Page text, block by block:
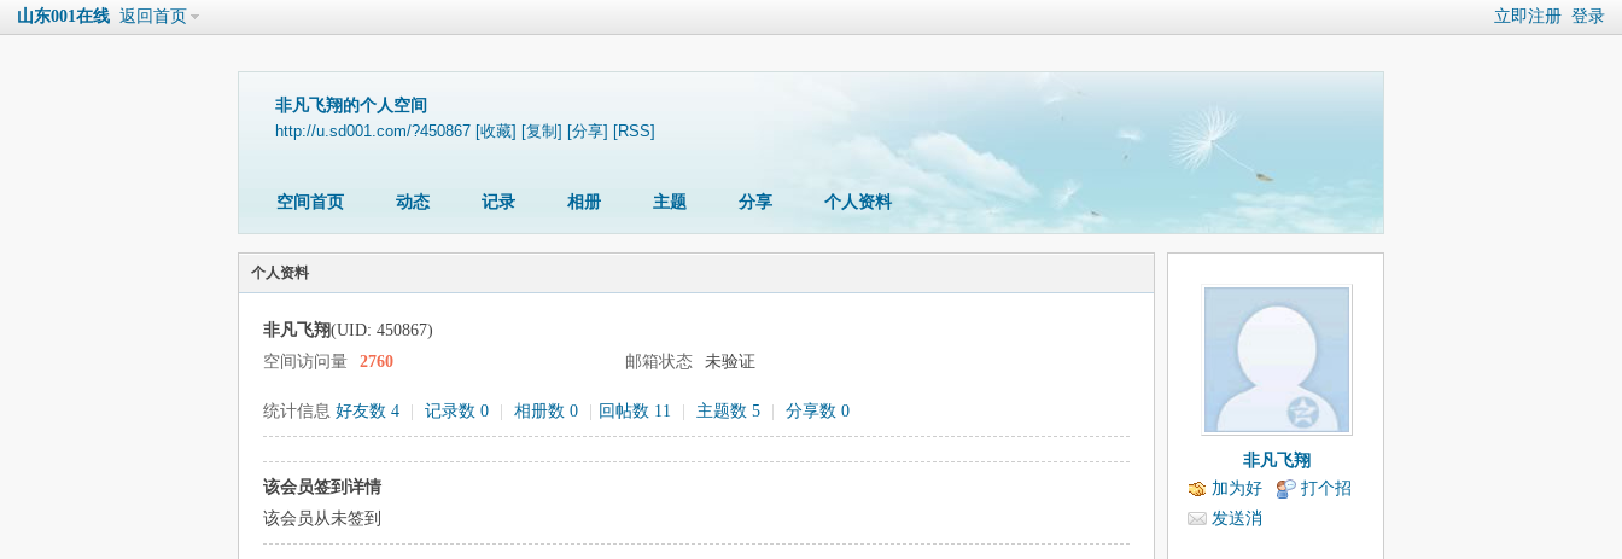
立即注册 登录
山东001在线 返回首页
非凡飞翔的个人空间
http://u.sd001.com/?450867 [收藏] [复制] [分享] [RSS]
空间首页 动态 记录 相册 主题 分享 个人资料
个人资料
非凡飞翔(UID: 450867)
空间访问量
2760 邮箱状态 未验证
统计信息 好友数 4 记录数 0 相册数 0 回帖数 11 主题数 5 分享数 0
该会员签到详情
该会员从未签到
非凡飞翔
加为好
友
打个招
发送消